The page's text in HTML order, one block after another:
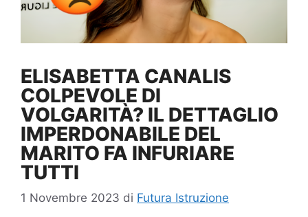
ELISABETTA CANALIS
COLPEVOLE DI
VOLGARITÀ? IL DETTAGLIO
IMPERDONABILE DEL
MARITO FA INFURIARE
TUTTI
1 Novembre 2023 di Futura Istruzione